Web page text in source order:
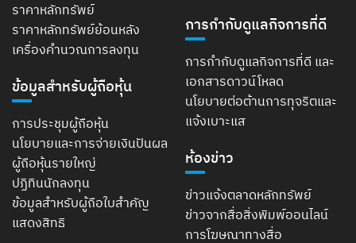
ราคาหลักทรัพย์
ราคาหลักทรัพย์ย้อนหลัง
เครื่องคำนวณการลงทุน
ข้อมูลสำหรับผู้ถือหุ้น
การประชุมผู้ถือหุ้น
นโยบายและการจ่ายเงินปันผล
ผู้ถือหุ้นรายใหญ่
ปฏิทินนักลงทุน
ข้อมูลสำหรับผู้ถือใบสำคัญ
แสดงสิทธิ
การกำกับดูแลกิจการที่ดี
การกำกับดูแลกิจการที่ดี และ
เอกสารดาวน์โหลด
นโยบายต่อต้านการทุจริตและ
แจ้งเบาะแส
ห้องข่าว
ข่าวแจ้งตลาดหลักทรัพย์
ข่าวจากสื่อสิ่งพิมพ์ออนไลน์
การโฆษณาทางสื่อ